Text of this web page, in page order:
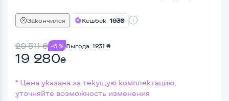
Закончился Кешбек 193₴
20 511₴ -6 % Выгода: 1231 ₴
19 280₴
* Цена указана за текущую комплектацию,
уточняйте возможность изменения